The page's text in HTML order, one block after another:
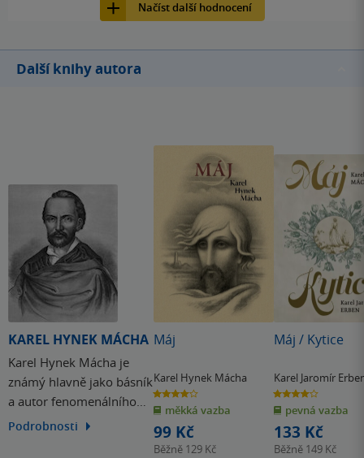
Načíst další hodnocení
Další knihy autora
KAREL HYNEK MÁCHA
Karel Hynek Mácha je
známý hlavně jako básník
a autor fenomenálního
Máje, věnoval se však
Podrobnosti
Máj
Karel Hynek Mácha
4.0
z
5
hvězdiček
měkká vazba
99 Kč
Běžně 129 Kč
Máj / Kytice
Karel Jaromír
Karel Hynek
4.0
z
5
hvězdiček
pevná vazba
133 Kč
Běžně 149 Kč